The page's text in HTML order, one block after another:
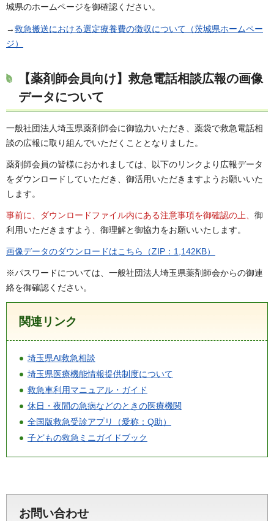
城県のホームページを御確認ください。
→救急搬送における選定療養費の徴収について（茨城県ホームペー
ジ）
【薬剤師会員向け】救急電話相談広報の画像
データについて
一般社団法人埼玉県薬剤師会に御協力いただき、薬袋で救急電話相
談の広報に取り組んでいただくこととなりました。
薬剤師会員の皆様におかれましては、以下のリンクより広報データ
をダウンロードしていただき、御活用いただきますようお願いいた
します。
事前に、ダウンロードファイル内にある注意事項を御確認の上、 御
利用いただきますよう、御理解と御協力をお願いいたします。
画像データのダウンロードはこちら（ZIP：1,142KB）
※パスワードについては、一般社団法人埼玉県薬剤師会からの御連
絡を御確認ください。
関連リンク
埼玉県AI救急相談
埼玉県医療機能情報提供制度について
救急車利用マニュアル・ガイド
休日・夜間の急病などのときの医療機関
全国版救急受診アプリ（愛称：Q助）
子どもの救急ミニガイドブック
お問い合わせ